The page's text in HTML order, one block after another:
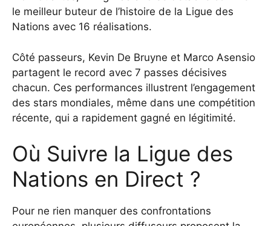
le meilleur buteur de l’histoire de la Ligue des
Nations avec 16 réalisations.
Côté passeurs, Kevin De Bruyne et Marco Asensio
partagent le record avec 7 passes décisives
chacun. Ces performances illustrent l’engagement
des stars mondiales, même dans une compétition
récente, qui a rapidement gagné en légitimité.
Où Suivre la Ligue des
Nations en Direct ?
Pour ne rien manquer des confrontations